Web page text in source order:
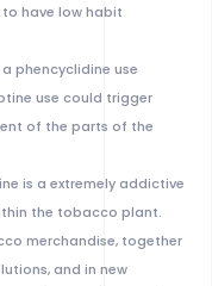
have low habit
phencyclidine use
use could trigger
of the parts of the
is a extremely addictive
the tobacco plant.
merchandise, together
and in new